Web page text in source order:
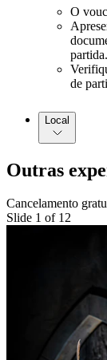
O
partida.
de
Local
Outras
Cancelamento
Slide 1 of 12